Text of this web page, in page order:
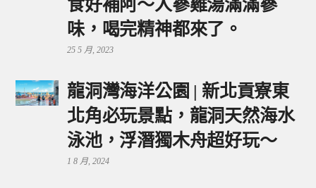
食好補阿～人蔘雞湯滿滿蔘
味，喝完精神都來了。
25 5 月, 2023
龍洞灣海洋公園 | 新北貢寮東
北角必玩景點，龍洞天然海水
泳池，浮潛獨木舟超好玩～
1 8 月, 2024